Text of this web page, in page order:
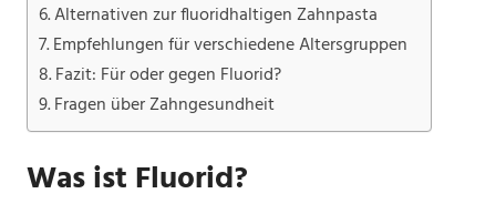
Alternativen zur fluoridhaltigen Zahnpasta
Empfehlungen für verschiedene Altersgruppen
Fazit: Für oder gegen Fluorid?
Fragen über Zahngesundheit
Was ist Fluorid?